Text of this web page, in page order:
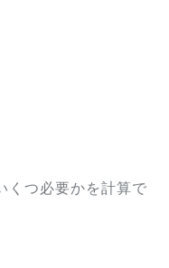
くつ必要かを計算で